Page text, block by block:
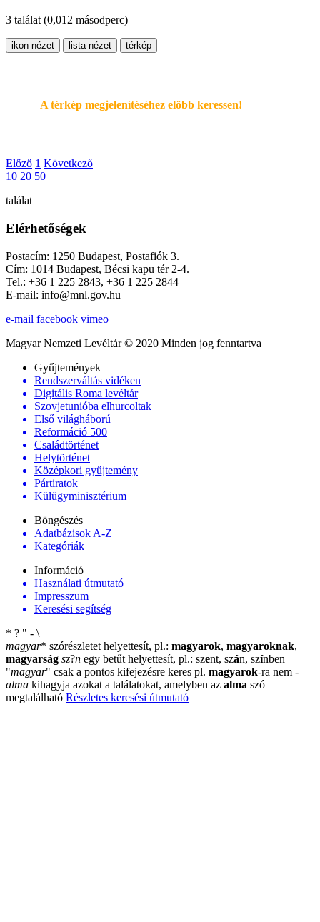
3 találat(0,012 másodperc)
ikon nézet lista nézet térkép
A térkép megjelenítéséhez elöbb keressen!
Előző 1 Következő
10 20 50
találat
Elérhetőségek
Postacím: 1250 Budapest, Postafiók 3.
Cím: 1014 Budapest, Bécsi kapu tér 2-4.
Tel.: +36 1 225 2843, +36 1 225 2844
E-mail: info@mnl.gov.hu
e-mail facebook vimeo
Magyar Nemzeti Levéltár © 2020 Minden jog fenntartva
Gyűjtemények
Rendszerváltás vidéken
Digitális Roma levéltár
Szovjetunióba elhurcoltak
Első világháború
Reformáció 500
Családtörténet
Helytörténet
Középkori gyűjtemény
Pártiratok
Külügyminisztérium
Böngészés
Adatbázisok A-Z
Kategóriák
Információ
Használati útmutató
Impresszum
Keresési segítség
* ? " - \
magyar* szórészletet helyettesít, pl.: magyarok, magyaroknak,
magyarság sz?n egy betűt helyettesít, pl.: szent, szán, színben
"magyar" csak a pontos kifejezésre keres pl. magyarok-ra nem -
alma kihagyja azokat a találatokat, amelyben az alma szó
megtalálható Részletes keresési útmutató